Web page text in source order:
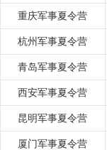
重庆军事夏令营
杭州军事夏令营
青岛军事夏令营
西安军事夏令营
昆明军事夏令营
厦门军事夏令营